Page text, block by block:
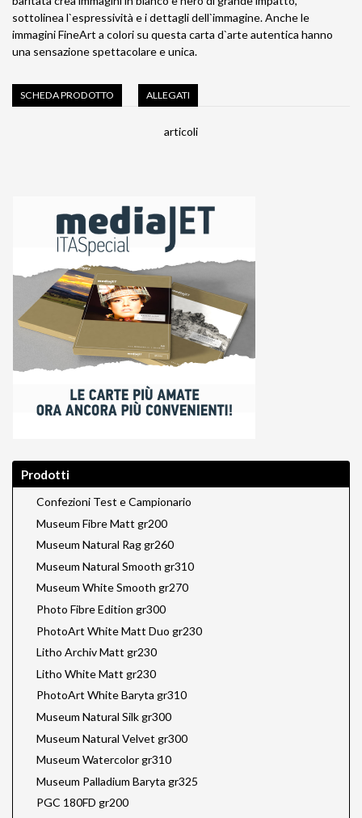
sottolinea l`espressività e i dettagli dell`immagine. Anche le
immagini FineArt a colori su questa carta d`arte autentica hanno
una sensazione spettacolare e unica.
SCHEDA PRODOTTO ALLEGATI
articoli
Prodotti
Confezioni Test e Campionario
Museum Fibre Matt gr200
Museum Natural Rag gr260
Museum Natural Smooth gr310
Museum White Smooth gr270
Photo Fibre Edition gr300
PhotoArt White Matt Duo gr230
Litho Archiv Matt gr230
Litho White Matt gr230
PhotoArt White Baryta gr310
Museum Natural Silk gr300
Museum Natural Velvet gr300
Museum Watercolor gr310
Museum Palladium Baryta gr325
PGC 180FD gr200